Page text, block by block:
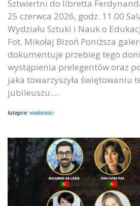
Sztwiertni do libretta
25 czerwca 2026, godz. 11.00
Wydziału Sztuki i Nauk o
Fot. Mikołaj Bizoń Poniższa
dokumentuje przebieg tego
wystąpienia prelegentów oraz
jaka towarzyszyła świętowaniu
jubileuszu....
kategorie: wiadomości